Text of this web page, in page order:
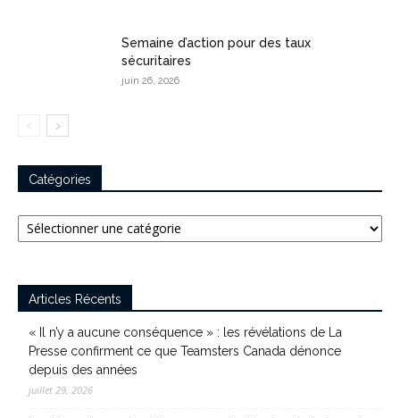
Semaine d’action pour des taux
sécuritaires
juin 26, 2026
Catégories
Catégories
Articles Récents
« Il n’y a aucune conséquence » : les révélations de La
Presse confirment ce que Teamsters Canada dénonce
depuis des années
juillet 29, 2026